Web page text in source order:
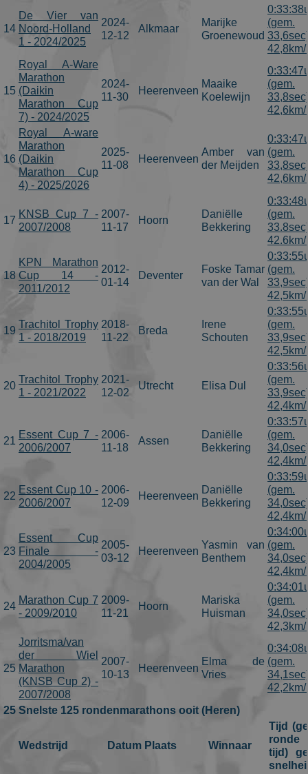
14
De Vier van
Noord-Holland
1 - 2024/2025
2024-
12-12
Alkmaar
Marijke
Groenewoud
(gem.
42,8km/
15
Royal A-Ware
Marathon
(Daikin
Marathon Cup
7) - 2024/2025
2024-
11-30
Heerenveen
Maaike
Koelewijn
(gem.
42,6km/
16
Royal A-ware
Marathon
(Daikin
Marathon Cup
4) - 2025/2026
2025-
11-08
Heerenveen
Amber van
der Meijden
(gem.
42,6km/
17
KNSB Cup 7 -
2007/2008
2007-
11-17
Hoorn
Daniëlle
Bekkering
(gem.
42.6km/
18
KPN Marathon
Cup 14 -
2011/2012
2012-
01-14
Deventer
Foske Tamar
van der Wal
(gem.
42,5km/
19
Trachitol Trophy
1 - 2018/2019
2018-
11-22
Breda
Irene
Schouten
(gem.
42,5km/
20
Trachitol Trophy
1 - 2021/2022
2021-
12-02
Utrecht Elisa Dul
(gem.
42,4km/
21
Essent Cup 7 -
2006/2007
2006-
11-18
Assen
Daniëlle
Bekkering
(gem.
42,4km/
22
Essent Cup 10 -
2006/2007
2006-
12-09
Heerenveen
Daniëlle
Bekkering
(gem.
42,4km/
23
Essent Cup
Finale -
2004/2005
2005-
03-12
Heerenveen
Yasmin van
Benthem
(gem.
42,4km/
24
Marathon Cup 7
- 2009/2010
2009-
11-21
Hoorn
Mariska
Huisman
(gem.
42,3km/
25
Jorritsma/van
der Wiel
Marathon
(KNSB Cup 2) -
2007/2008
2007-
10-13
Heerenveen
Elma de
Vries
(gem.
42,2km/
25 Snelste 125 rondenmarathons ooit (Heren)
Wedstrijd Datum Plaats Winnaar
Tijd
ronde
tijd)